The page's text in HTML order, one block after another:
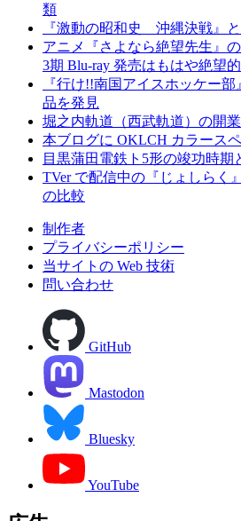
類
『激動の昭和史 沖縄決戦』と
アニメ『さよなら絶望先生』の
3期 Blu-ray 発売はもはや絶望的
『行け!!南国アイスホッケー
品を発見
堀之内軌道（西武軌道）の開
本ブログに OKLCH カラース
目黒蒲田電鉄ト5形の竣功時期
TVer で配信中の『じょしらく
の比較
制作者
プライバシーポリシー
当サイトの Web 技術
問い合わせ
GitHub
Mastodon
Bluesky
YouTube